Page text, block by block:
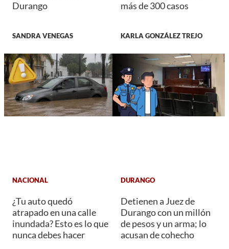
Durango
SANDRA VENEGAS
más de 300 casos
KARLA GONZÁLEZ TREJO
NACIONAL
¿Tu auto quedó
atrapado en una calle
inundada? Esto es lo que
nunca debes hacer
DURANGO
Detienen a Juez de
Durango con un millón
de pesos y un arma; lo
acusan de cohecho